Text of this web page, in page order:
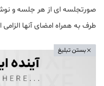
صورتجلسه ای از هر جلسه و
طرف به همراه امضای آنها
بستن تبلیغ